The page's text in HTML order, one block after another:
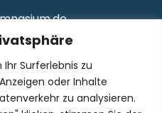
Surferlebnis zu
oder Inhalte
zu analysieren.
Berlin-Wilmersdorf